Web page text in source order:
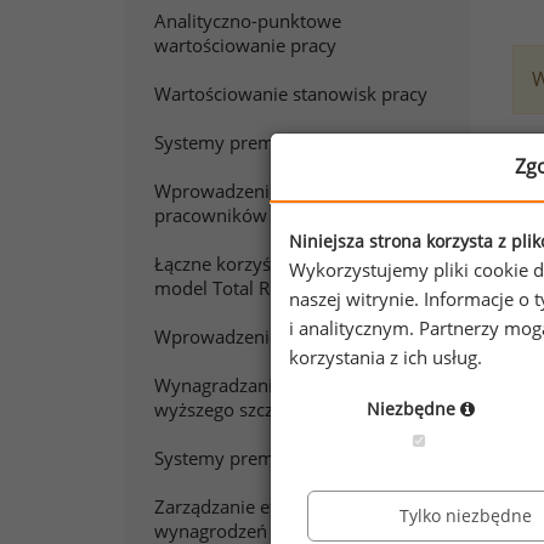
Analityczno-punktowe
wartościowanie pracy
Wartościowanie stanowisk pracy
Systemy premiowania
Wprowadzenie do wynagradzania
pracowników sprzedaży
Łączne korzyści z pracy. Polski
model Total Rewards
Wprowadzenie do wynagradzania
Wynagradzanie menedżerów
wyższego szczebla
Systemy premiowania w praktyce
Zarządzanie efektywnością
wynagrodzeń
Niniejsza strona korzysta z
Wykorzystujemy pliki cookie
naszej witrynie. Informacje o
i analitycznym. Partnerzy
korzystania z ich usług.
Niezbędne
Tylko niezbędne